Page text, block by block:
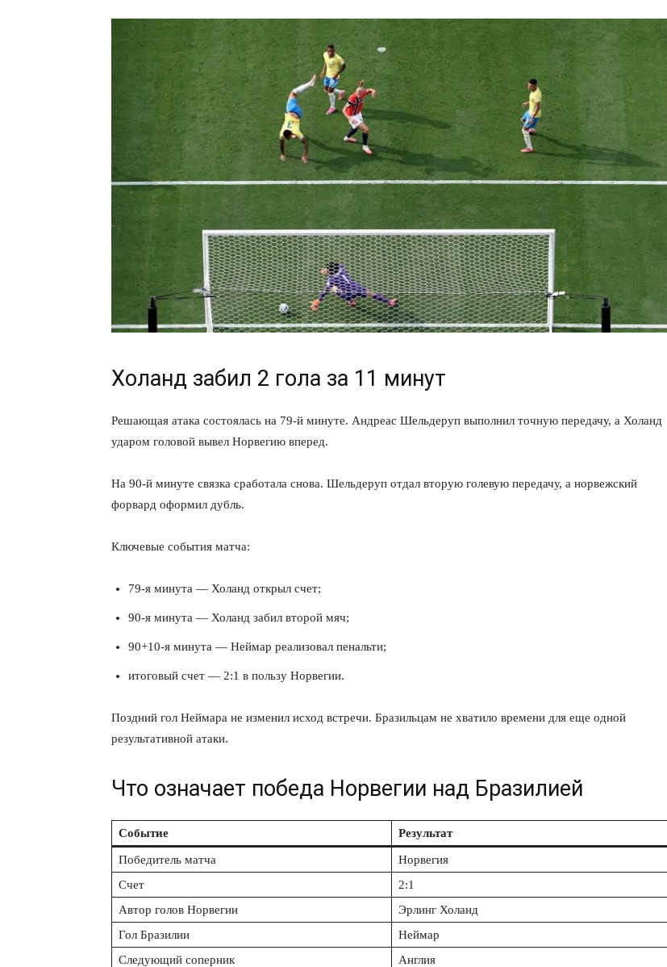
КавПолит
ПОДПИСАТЬСЯ СЕЙЧАС
О нас
Связаться с нами
Политика конфиденциальности
Отказ от ответственности
Холанд забил 2 гола за 11 минут
Решающая атака состоялась на 79-й минуте. Андреас Шельдеруп выполнил точную передачу, а Холанд
ударом головой вывел Норвегию вперед.
На 90-й минуте связка сработала снова. Шельдеруп отдал вторую голевую передачу, а норвежский
форвард оформил дубль.
Ключевые события матча:
79-я минута — Холанд открыл счет;
90-я минута — Холанд забил второй мяч;
90+10-я минута — Неймар реализовал пенальти;
итоговый счет — 2:1 в пользу Норвегии.
Поздний гол Неймара не изменил исход встречи. Бразильцам не хватило времени для еще одной
результативной атаки.
Что означает победа Норвегии над Бразилией
Событие Результат
Победитель матча
Норвегия
Счет
2:1
Автор голов Норвегии
Эрлинг Холанд
Гол Бразилии
Неймар
Следующий соперник
Англия